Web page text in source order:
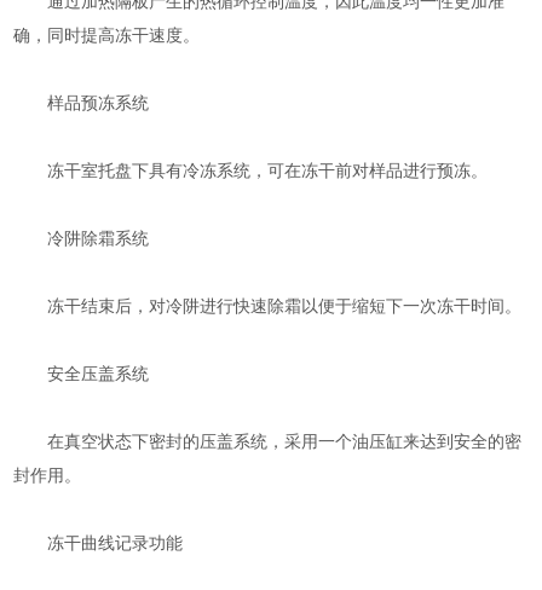
确，同时提高冻干速度。
样品预冻系统
冻干室托盘下具有冷冻系统，可在冻干前对样品进行预冻。
冷阱除霜系统
冻干结束后，对冷阱进行快速除霜以便于缩短下一次冻干时间。
安全压盖系统
在真空状态下密封的压盖系统，采用一个油压缸来达到安全的密
封作用。
冻干曲线记录功能